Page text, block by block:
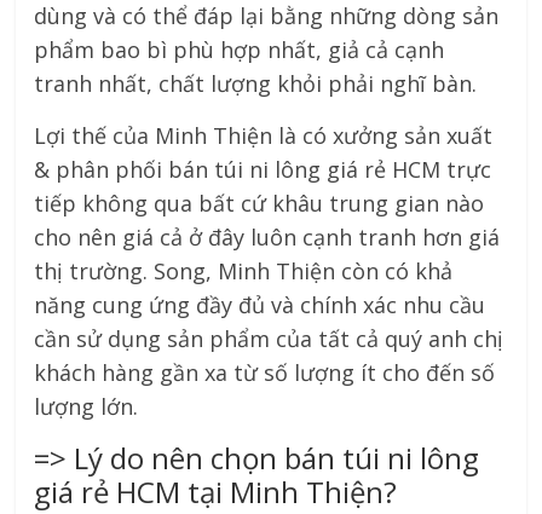
dùng và có thể đáp lại bằng những dòng sản
phẩm bao bì phù hợp nhất, giả cả cạnh
tranh nhất, chất lượng khỏi phải nghĩ bàn.
Lợi thế của Minh Thiện là có xưởng sản xuất
& phân phối bán túi ni lông giá rẻ HCM trực
tiếp không qua bất cứ khâu trung gian nào
cho nên giá cả ở đây luôn cạnh tranh hơn giá
thị trường. Song, Minh Thiện còn có khả
năng cung ứng đầy đủ và chính xác nhu cầu
cần sử dụng sản phẩm của tất cả quý anh chị
khách hàng gần xa từ số lượng ít cho đến số
lượng lớn.
=> Lý do nên chọn bán túi ni lông
giá rẻ HCM tại Minh Thiện?